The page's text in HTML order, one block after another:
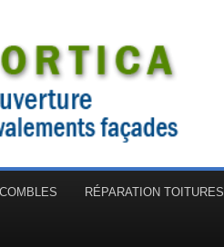
RÉPARATION TOITURES